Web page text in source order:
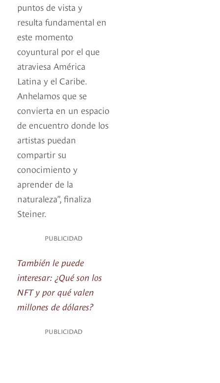
puntos de vista y
resulta fundamental en
este momento
coyuntural por el que
atraviesa América
Latina y el Caribe.
Anhelamos que se
convierta en un espacio
de encuentro donde los
artistas puedan
compartir su
conocimiento y
aprender de la
naturaleza”, finaliza
Steiner.
PUBLICIDAD
También le puede
interesar: ¿Qué son los
NFT y por qué valen
millones de dólares?
PUBLICIDAD